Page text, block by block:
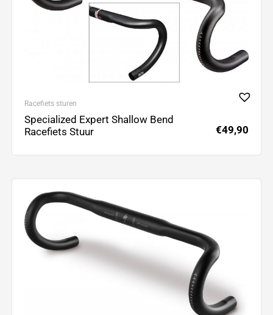
Racefiets sturen
Specialized Expert Shallow Bend
Racefiets Stuur
€49,90